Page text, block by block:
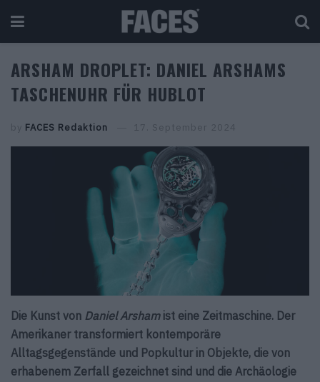
ARSHAM DROPLET: DANIEL ARSHAMS
TASCHENUHR FÜR HUBLOT
by FACES Redaktion 17. September 2024
Die Kunst von Daniel Arshamist eine Zeitmaschine. Der
Amerikaner transformiert kontemporäre
Alltagsgegenstände und Popkultur in Objekte, die von
erhabenem Zerfall gezeichnet sind und die Archäologie